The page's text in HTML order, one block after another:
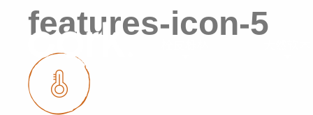
features-icon-5